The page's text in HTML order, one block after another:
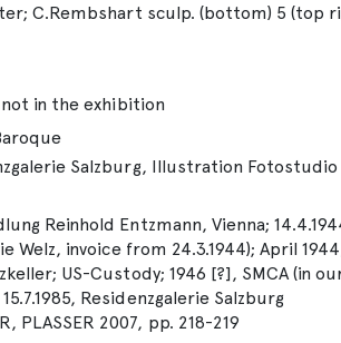
C.Rembshart sculp. (bottom) 5 (top
in the exhibition
Salzburg, Illustration Fotostudio
Reinhold Entzmann, Vienna;
Welz, invoice from 24.3.1944); April
US-Custody; 1946 [?], SMCA (in
Residenzgalerie Salzburg
PLASSER 2007, pp. 218-219